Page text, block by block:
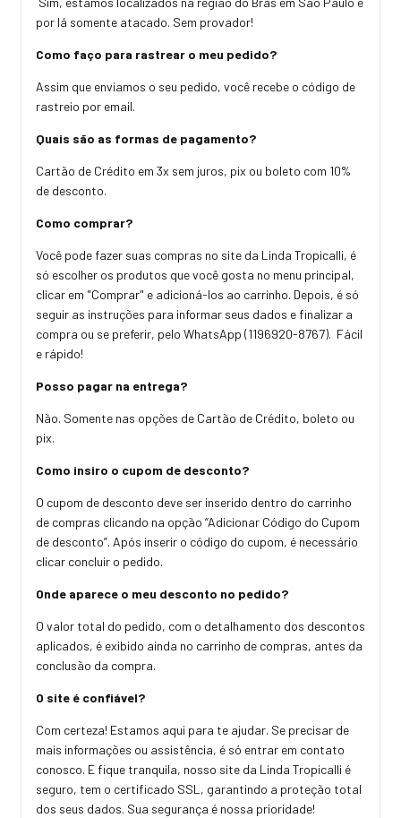
por lá somente atacado. Sem provador!
Como faço para rastrear o meu pedido?
Assim que enviamos o seu pedido, você recebe o código de
rastreio por email.
Quais são as formas de pagamento?
Cartão de Crédito em 3x sem juros, pix ou boleto com 10%
de desconto.
Como comprar?
Você pode fazer suas compras no site da Linda Tropicalli, é
só escolher os produtos que você gosta no menu principal,
clicar em "Comprar" e adicioná-los ao carrinho. Depois, é só
seguir as instruções para informar seus dados e finalizar a
compra ou se preferir, pelo WhatsApp (1196920-8767). Fácil
e rápido!
Posso pagar na entrega?
Não. Somente nas opções de Cartão de Crédito, boleto ou
pix.
Como insiro o cupom de desconto?
O cupom de desconto deve ser inserido dentro do carrinho
de compras clicando na opção “Adicionar Código do Cupom
de desconto”. Após inserir o código do cupom, é necessário
clicar concluir o pedido.
Onde aparece o meu desconto no pedido?
O valor total do pedido, com o detalhamento dos descontos
aplicados, é exibido ainda no carrinho de compras, antes da
conclusão da compra.
O site é confiável?
Com certeza! Estamos aqui para te ajudar. Se precisar de
mais informações ou assistência, é só entrar em contato
conosco. E fique tranquila, nosso site da Linda Tropicalli é
seguro, tem o certificado SSL, garantindo a proteção total
dos seus dados. Sua segurança é nossa prioridade!